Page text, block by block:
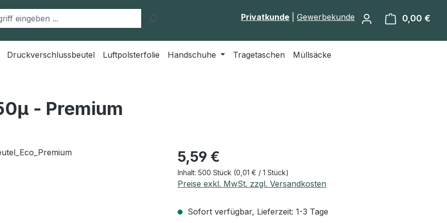
Privatkunde Gewerbekunde 0,00 €
Druckverschlussbeutel Luftpolsterfolie Handschuhe Tragetaschen Müllsäcke
- Premium
Regulärer Preis:
5,59 €
Inhalt: 500 Stück (0,01 € / 1 Stück)
Preise exkl. MwSt. zzgl. Versandkosten
Sofort verfügbar, Lieferzeit: 1-3 Tage